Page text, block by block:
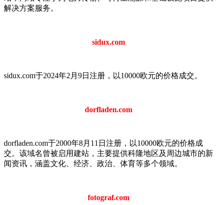
解决方案服务。
sidux.com
sidux.com于2024年2月9日注册，以10000欧元的价格成交。
dorfladen.com
dorfladen.com于2000年8月11日注册，以10000欧元的价格成
交。该域名曾被启用建站，主要提供科隆地区及周边城市的新
闻资讯，涵盖文化、经济、政治、体育等多个领域。
fotograf.com